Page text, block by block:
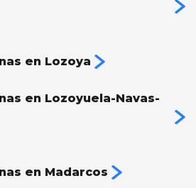
en Lozoya
en Lozoyuela-Navas-
en Madarcos